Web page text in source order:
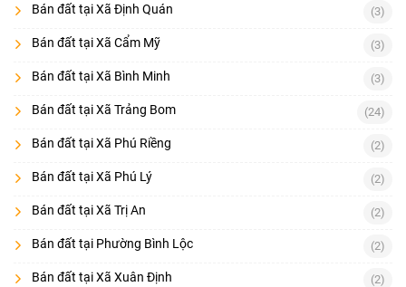
Bán đất tại Xã Định Quán (3)
Bán đất tại Xã Cẩm Mỹ (3)
Bán đất tại Xã Bình Minh (3)
Bán đất tại Xã Trảng Bom (24)
Bán đất tại Xã Phú Riềng (2)
Bán đất tại Xã Phú Lý (2)
Bán đất tại Xã Trị An (2)
Bán đất tại Phường Bình Lộc (2)
Bán đất tại Xã Xuân Định (2)